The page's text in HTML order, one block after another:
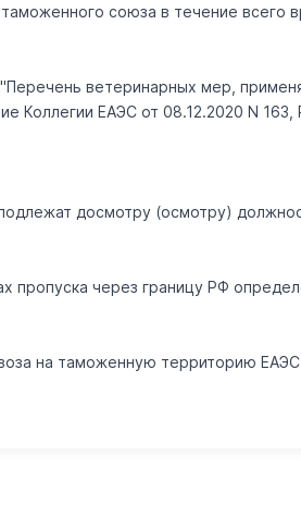
союза в течение всего
ветеринарных мер,
ЕАЭС от 08.12.2020 N 163,
досмотру (осмотру)
пропуска через границу РФ
на таможенную территорию